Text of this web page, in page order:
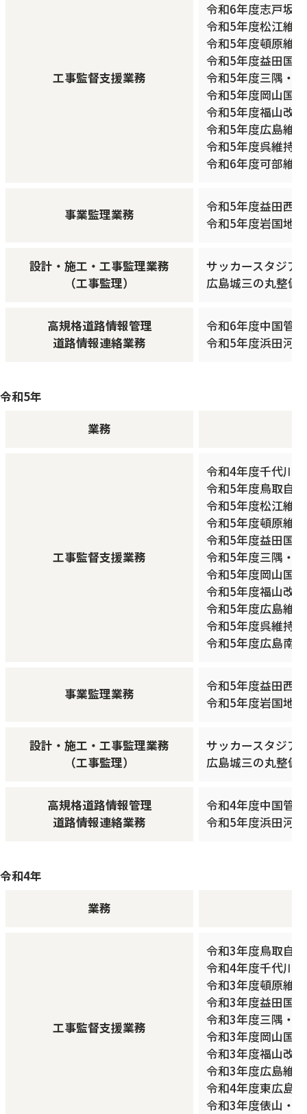
工事監督支援業務
令和6年度志戸坂
令和5年度松江維
令和5年度頓原維
令和5年度益田国
令和5年度三隅・
令和5年度岡山国
令和5年度福山改
令和5年度広島維
令和5年度呉維持
令和6年度可部維
事業監理業務
令和5年度益田西
令和5年度岩国地
設計・施工・工事監理業務
（工事監理）
サッカースタジア
広島城三の丸整備
高規格道路情報管理
道路情報連絡業務
令和6年度中国管
令和5年度浜田河
令和5年
業務
工事監督支援業務
令和4年度千代川
令和5年度鳥取自
令和5年度松江維
令和5年度頓原維
令和5年度益田国
令和5年度三隅・
令和5年度岡山国
令和5年度福山改
令和5年度広島維
令和5年度呉維持
令和5年度広島南
事業監理業務
令和5年度益田西
令和5年度岩国地
設計・施工・工事監理業務
（工事監理）
サッカースタジア
広島城三の丸整備
高規格道路情報管理
道路情報連絡業務
令和4年度中国管
令和5年度浜田河
令和4年
業務
工事監督支援業務
令和3年度鳥取自
令和4年度千代川
令和3年度頓原維
令和3年度益田国
令和3年度三隅・
令和3年度岡山国
令和3年度福山改
令和3年度広島維
令和4年度東広島
令和3年度俵山・